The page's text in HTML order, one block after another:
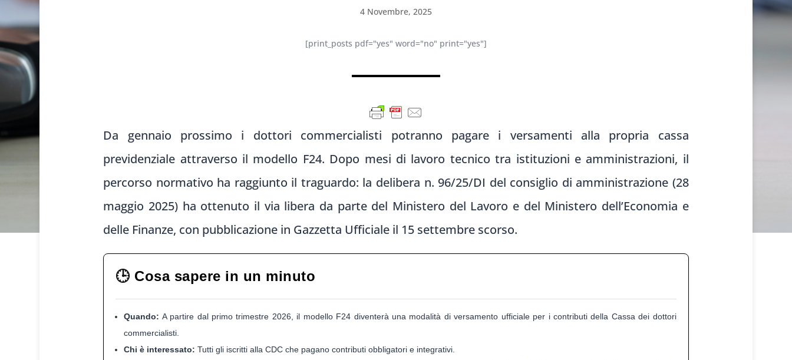
4 Novembre, 2025
[print_posts pdf="yes" word="no" print="yes"]
Da gennaio prossimo i dottori commercialisti potranno pagare i versamenti alla propria cassa
previdenziale attraverso il modello F24. Dopo mesi di lavoro tecnico tra istituzioni e amministrazioni, il
percorso normativo ha raggiunto il traguardo: la delibera n. 96/25/DI del consiglio di amministrazione (28
maggio 2025) ha ottenuto il via libera da parte del Ministero del Lavoro e del Ministero dell’Economia e
delle Finanze, con pubblicazione in Gazzetta Ufficiale il 15 settembre scorso.
🕒 Cosa sapere in un minuto
Quando: A partire dal primo trimestre 2026, il modello F24 diventerà una modalità di versamento ufficiale per i contributi della Cassa dei dottori
commercialisti.
Chi è interessato: Tutti gli iscritti alla CDC che pagano contributi obbligatori e integrativi.